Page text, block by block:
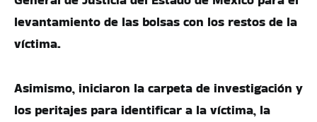
levantamiento de las bolsas con los restos de la
víctima.
Asimismo, iniciaron la carpeta de investigación y
los peritajes para identificar a la víctima, la